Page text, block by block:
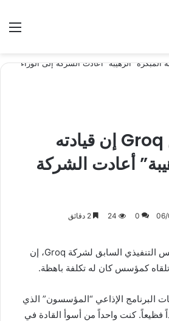
يقول مؤسس Groq إن قيادته
أعادت الشركة
0
24
يقول جوناثان روس، الرئيس التنفيذي السابق لشركة Groq، إن
تلقاه كمؤسس كان له تكلفة باهظة.
الإذاعي “المؤسسون” الذي
فظيعاً. كنت واحداً من أسوأ القادة في